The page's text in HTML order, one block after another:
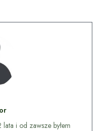
i od zawsze byłem